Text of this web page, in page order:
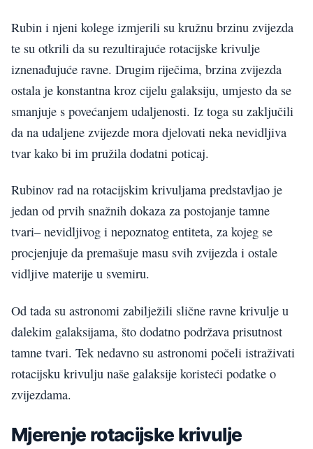
Rubin i njeni kolege izmjerili su kružnu brzinu zvijezda
te su otkrili da su rezultirajuće rotacijske krivulje
iznenađujuće ravne. Drugim riječima, brzina zvijezda
ostala je konstantna kroz cijelu galaksiju, umjesto da se
smanjuje s povećanjem udaljenosti. Iz toga su zaključili
da na udaljene zvijezde mora djelovati neka nevidljiva
tvar kako bi im pružila dodatni poticaj.
Rubinov rad na rotacijskim krivuljama predstavljao je
jedan od prvih snažnih dokaza za postojanje tamne
tvari– nevidljivog i nepoznatog entiteta, za kojeg se
procjenjuje da premašuje masu svih zvijezda i ostale
vidljive materije u svemiru.
Od tada su astronomi zabilježili slične ravne krivulje u
dalekim galaksijama, što dodatno podržava prisutnost
tamne tvari. Tek nedavno su astronomi počeli istraživati
rotacijsku krivulju naše galaksije koristeći podatke o
zvijezdama.
Mjerenje rotacijske krivulje